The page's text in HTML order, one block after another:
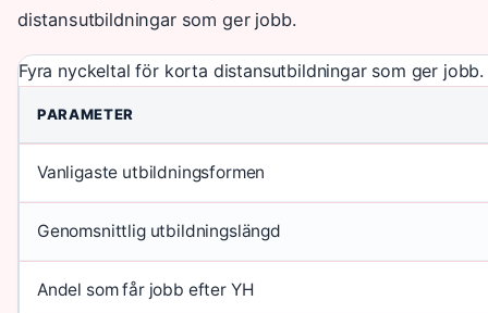
distansutbildningar som ger jobb.
Fyra nyckeltal för korta distansutbildningar som ger
PARAMETER
Vanligaste utbildningsformen
Genomsnittlig utbildningslängd
Andel som får jobb efter YH